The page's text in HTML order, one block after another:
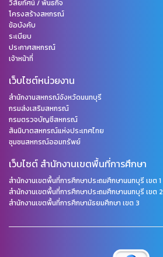
วิสัยทัศน์ / พันธกิจ
โครงสร้างสหกรณ์
ข้อบังคับ
ระเบียบ
ประกาศสหกรณ์
เจ้าหน้าที่
เว็บไซต์หน่วยงาน
สำนักงานสหกรณ์จังหวัดนนทบุรี
กรมส่งเสริมสหกรณ์
กรมตรวจบัญชีสหกรณ์
สันนิบาตสหกรณ์แห่งประเทศไทย
ชุมชนสหกรณ์ออมทรัพย์
เว็บไซต์ สำนักงานเขตพื้นที่การศึกษา
สำนักงานเขตพื้นที่การศึกษาประถมศึกษานนทบุรี เขต 1
สำนักงานเขตพื้นที่การศึกษาประถมศึกษานนทบุรี เขต 2
สำนักงานเขตพื้นที่การศึกษามัธยมศึกษา เขต 3